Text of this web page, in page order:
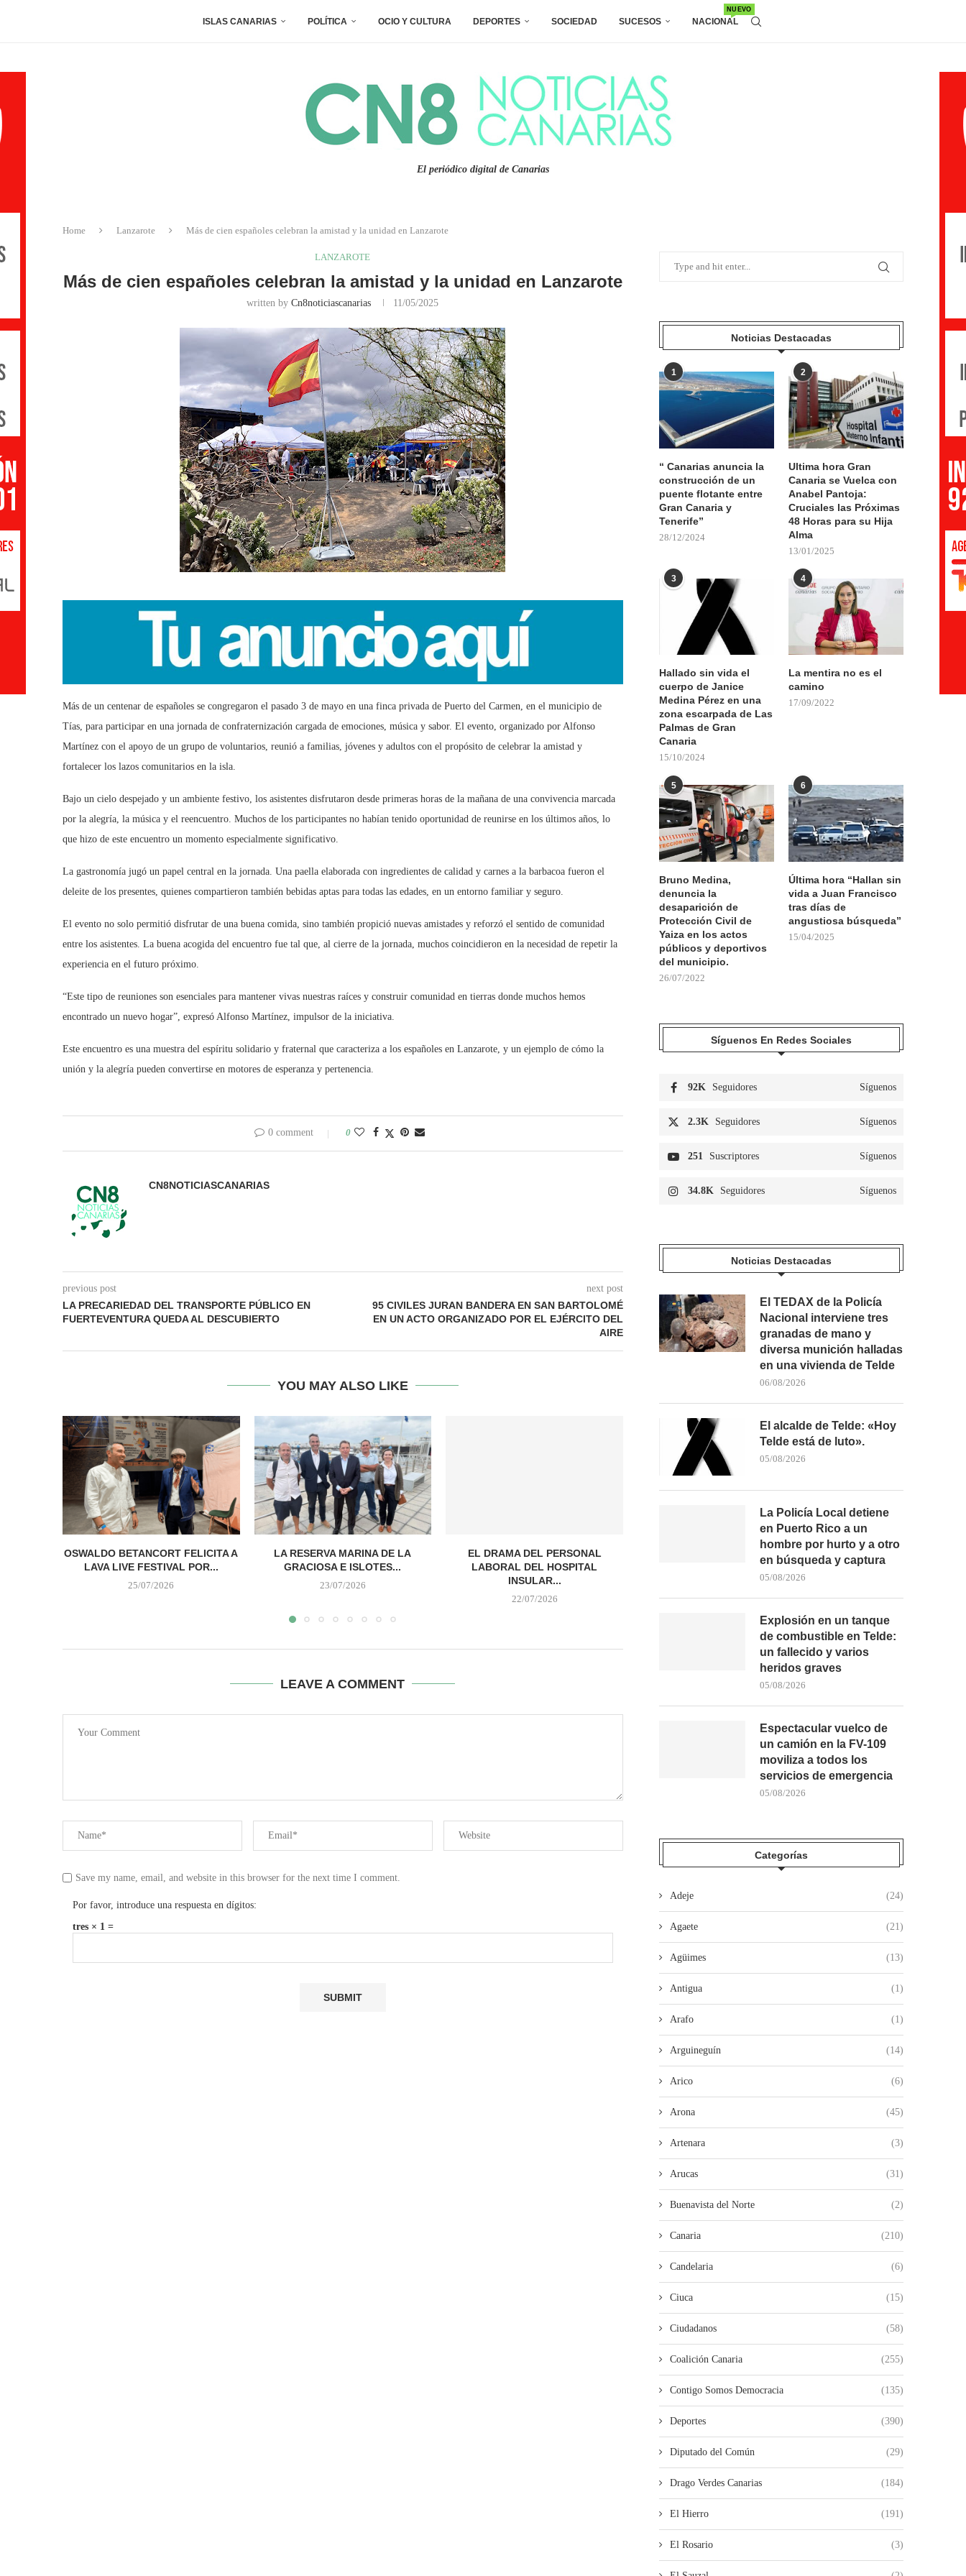
ISLAS CANARIAS POLÍTICA OCIO Y CULTURA DEPORTES SOCIEDAD SUCESOS NACIONAL
NUEVO
El periódico digital de Canarias
Home Lanzarote Más de cien españoles celebran la amistad y la unidad en Lanzarote
LANZAROTE
Más de cien españoles celebran la amistad y la unidad en Lanzarote
written byCn8noticiascanarias 11/05/2025
Más de un centenar de españoles se congregaron el pasado 3 de mayo en una finca privada de Puerto del Carmen, en el municipio de
Tías, para participar en una jornada de confraternización cargada de emociones, música y sabor. El evento, organizado por Alfonso
Martínez con el apoyo de un grupo de voluntarios, reunió a familias, jóvenes y adultos con el propósito de celebrar la amistad y
fortalecer los lazos comunitarios en la isla.
Bajo un cielo despejado y un ambiente festivo, los asistentes disfrutaron desde primeras horas de la mañana de una convivencia marcada
por la alegría, la música y el reencuentro. Muchos de los participantes no habían tenido oportunidad de reunirse en los últimos años, lo
que hizo de este encuentro un momento especialmente significativo.
La gastronomía jugó un papel central en la jornada. Una paella elaborada con ingredientes de calidad y carnes a la barbacoa fueron el
deleite de los presentes, quienes compartieron también bebidas aptas para todas las edades, en un entorno familiar y seguro.
El evento no solo permitió disfrutar de una buena comida, sino también propició nuevas amistades y reforzó el sentido de comunidad
entre los asistentes. La buena acogida del encuentro fue tal que, al cierre de la jornada, muchos coincidieron en la necesidad de repetir la
experiencia en el futuro próximo.
“Este tipo de reuniones son esenciales para mantener vivas nuestras raíces y construir comunidad en tierras donde muchos hemos
encontrado un nuevo hogar”, expresó Alfonso Martínez, impulsor de la iniciativa.
Este encuentro es una muestra del espíritu solidario y fraternal que caracteriza a los españoles en Lanzarote, y un ejemplo de cómo la
unión y la alegría pueden convertirse en motores de esperanza y pertenencia.
0 comment 0
CN8NOTICIASCANARIAS
previous post
LA PRECARIEDAD DEL TRANSPORTE PÚBLICO EN
FUERTEVENTURA QUEDA AL DESCUBIERTO
next post
95 CIVILES JURAN BANDERA EN SAN BARTOLOMÉ
EN UN ACTO ORGANIZADO POR EL EJÉRCITO DEL
AIRE
YOU MAY ALSO LIKE
OSWALDO BETANCORT FELICITA A
LAVA LIVE FESTIVAL POR...
25/07/2026
LA RESERVA MARINA DE LA
GRACIOSA E ISLOTES...
23/07/2026
EL DRAMA DEL PERSONAL
LABORAL DEL HOSPITAL
INSULAR...
22/07/2026
HARÍA DISPONDRÁ DE UN
SERVICIO PERMANENTE DE
BOMBEROS...
02/07/2026
UN MENOR DE CINCO
ESTADO GRAVE...
LEAVE A COMMENT
Save my name, email, and website in this browser for the next time I comment.
Por favor, introduce una respuesta en dígitos:
tres × 1 =
Noticias Destacadas
1
“ Canarias anuncia la
construcción de un
puente flotante entre
Gran Canaria y
Tenerife”
28/12/2024
2
Ultima hora Gran
Canaria se Vuelca con
Anabel Pantoja:
Cruciales las Próximas
48 Horas para su Hija
Alma
13/01/2025
3
Hallado sin vida el
cuerpo de Janice
Medina Pérez en una
zona escarpada de Las
Palmas de Gran
Canaria
15/10/2024
4
La mentira no es el
camino
17/09/2022
5
Bruno Medina,
denuncia la
desaparición de
Protección Civil de
Yaiza en los actos
públicos y deportivos
del municipio.
26/07/2022
6
Última hora “Hallan sin
vida a Juan Francisco
tras días de
angustiosa búsqueda”
15/04/2025
Síguenos En Redes Sociales
92K Seguidores Síguenos
2.3K Seguidores Síguenos
251 Suscriptores Síguenos
34.8K Seguidores Síguenos
Noticias Destacadas
El TEDAX de la Policía
Nacional interviene tres
granadas de mano y
diversa munición halladas
en una vivienda de Telde
06/08/2026
El alcalde de Telde: «Hoy
Telde está de luto».
05/08/2026
La Policía Local detiene
en Puerto Rico a un
hombre por hurto y a otro
en búsqueda y captura
05/08/2026
Explosión en un tanque
de combustible en Telde:
un fallecido y varios
heridos graves
05/08/2026
Espectacular vuelco de
un camión en la FV-109
moviliza a todos los
servicios de emergencia
05/08/2026
Categorías
Adeje (24)
Agaete (21)
Agüimes (13)
Antigua (1)
Arafo (1)
Arguineguín (14)
Arico (6)
Arona (45)
Artenara (3)
Arucas (31)
Buenavista del Norte (2)
Canaria (210)
Candelaria (6)
Ciuca (15)
Ciudadanos (58)
Coalición Canaria (255)
Contigo Somos Democracia (135)
Deportes (390)
Diputado del Común (29)
Drago Verdes Canarias (184)
El Hierro (191)
El Rosario (3)